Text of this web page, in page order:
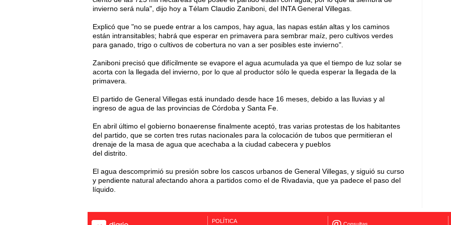
invierno será nula", dijo hoy a Télam Claudio Zaniboni, del INTA General Villegas.
Explicó que "no se puede entrar a los campos, hay agua, las napas están altas y los caminos
están intransitables; habrá que esperar en primavera para sembrar maíz, pero cultivos verdes
para ganado, trigo o cultivos de cobertura no van a ser posibles este invierno".
Zaniboni precisó que difícilmente se evapore el agua acumulada ya que el tiempo de luz solar se
acorta con la llegada del invierno, por lo que al productor sólo le queda esperar la llegada de la
primavera.
El partido de General Villegas está inundado desde hace 16 meses, debido a las lluvias y al
ingreso de agua de las provincias de Córdoba y Santa Fe.
En abril último el gobierno bonaerense finalmente aceptó, tras varias protestas de los habitantes
del partido, que se corten tres rutas nacionales para la colocación de tubos que permitieran el
drenaje de la masa de agua que acechaba a la ciudad cabecera y pueblos
del distrito.
El agua descomprimió su presión sobre los cascos urbanos de General Villegas, y siguió su curso
y pendiente natural afectando ahora a partidos como el de Rivadavia, que ya padece el paso del
líquido.
POLÍTICA